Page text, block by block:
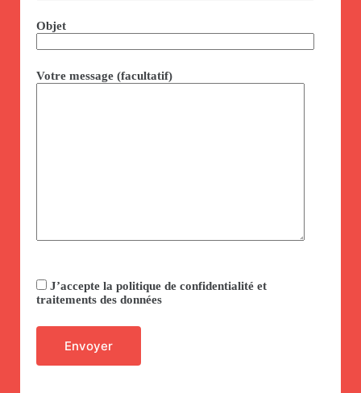
Objet
Votre message (facultatif)
J’accepte la politique de confidentialité et
traitements des données